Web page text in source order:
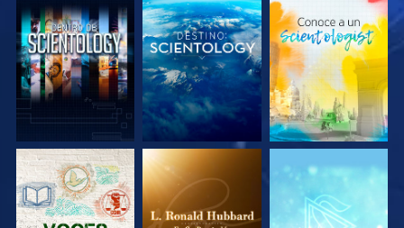
EXPLORA LAS
SERIES
EXPLORA LAS
SERIES
EXPLORA LAS
SERIES